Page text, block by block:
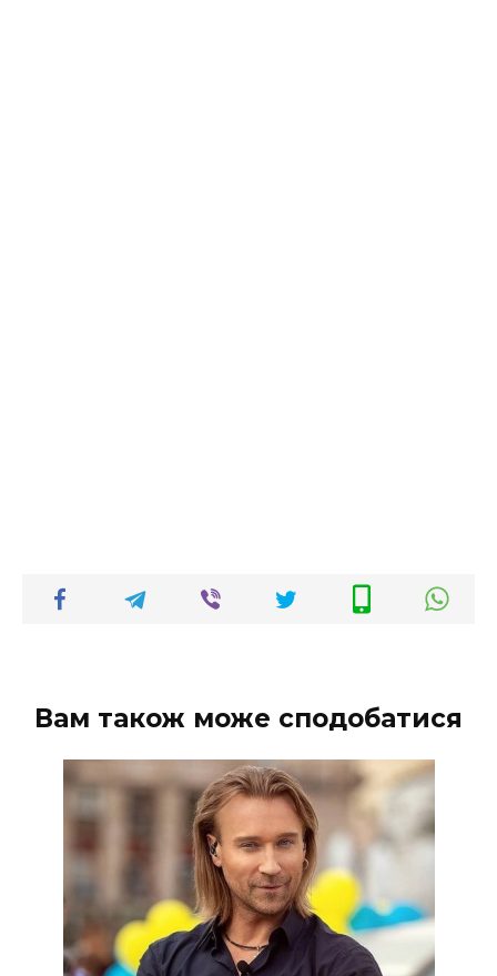
Вам також може сподобатися